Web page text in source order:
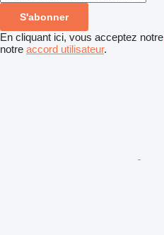
S'abonner
En cliquant ici, vous acceptez notre
notre accord utilisateur.